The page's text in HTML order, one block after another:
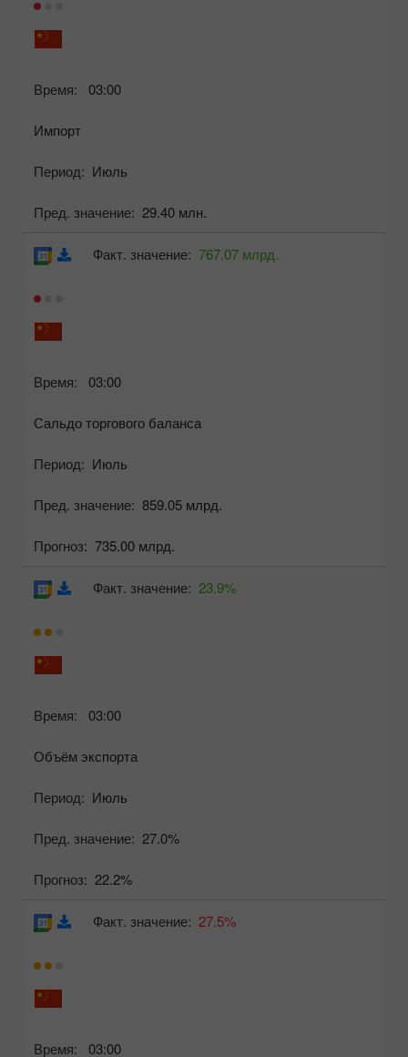
Время: 03:00
Импорт
Период: Июль
Пред. значение: 29.40 млн.
Время: 03:00
Сальдо торгового баланса
Период: Июль
Пред. значение: 859.05 млрд.
Прогноз: 735.00 млрд.
Факт. значение: 767.07 млрд.
Время: 03:00
Объём экспорта
Период: Июль
Пред. значение: 27.0%
Прогноз: 22.2%
Факт. значение: 23.9%
Время: 03:00
Факт. значение: 27.5%